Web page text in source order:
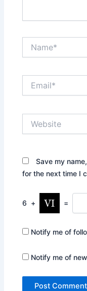
Save my
for the next time I
6 + =
Notify me of
Notify me of